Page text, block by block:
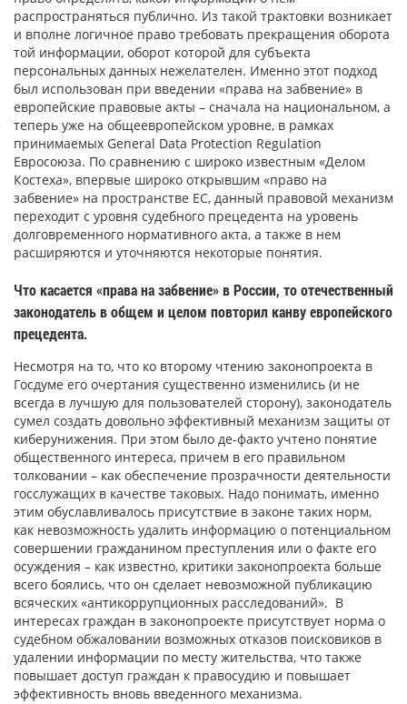
распространяться публично. Из такой трактовки возникает
и вполне логичное право требовать прекращения оборота
той информации, оборот которой для субъекта
персональных данных нежелателен. Именно этот подход
был использован при введении «права на забвение» в
европейские правовые акты – сначала на национальном, а
теперь уже на общеевропейском уровне, в рамках
принимаемых General Data Protection Regulation
Евросоюза. По сравнению с широко известным «Делом
Костеха», впервые широко открывшим «право на
забвение» на пространстве ЕС, данный правовой механизм
переходит с уровня судебного прецедента на уровень
долговременного нормативного акта, а также в нем
расширяются и уточняются некоторые понятия.
Что касается «права на забвение» в России, то отечественный
законодатель в общем и целом повторил канву европейского
прецедента.
Несмотря на то, что ко второму чтению законопроекта в
Госдуме его очертания существенно изменились (и не
всегда в лучшую для пользователей сторону), законодатель
сумел создать довольно эффективный механизм защиты от
киберунижения. При этом было де-факто учтено понятие
общественного интереса, причем в его правильном
толковании – как обеспечение прозрачности деятельности
госслужащих в качестве таковых. Надо понимать, именно
этим обуславливалось присутствие в законе таких норм,
как невозможность удалить информацию о потенциальном
совершении гражданином преступления или о факте его
осуждения – как известно, критики законопроекта больше
всего боялись, что он сделает невозможной публикацию
всяческих «антикоррупционных расследований». В
интересах граждан в законопроекте присутствует норма о
судебном обжаловании возможных отказов поисковиков в
удалении информации по месту жительства, что также
повышает доступ граждан к правосудию и повышает
эффективность вновь введенного механизма.